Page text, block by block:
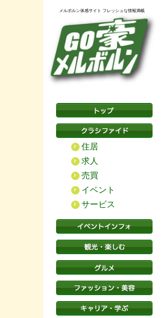
メルボルン体感サイト フレッシュな情報満載
住居
求人
売買
イベント
サービス